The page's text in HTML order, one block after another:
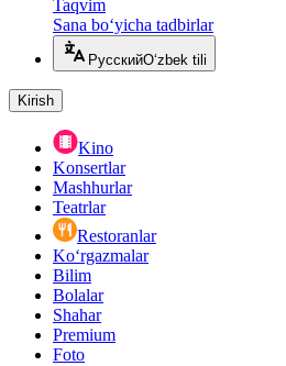
Taqvim
Sana bo‘yicha tadbirlar
РусскийO‘zbek tili
Kirish
Kino
Konsertlar
Mashhurlar
Teatrlar
Restoranlar
Ko‘rgazmalar
Bilim
Bolalar
Shahar
Premium
Foto